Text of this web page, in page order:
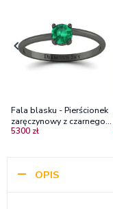
Fala blasku - Pierścionek
zaręczynowy z czarnego
złota ze szmaragdem
5300 zł
OPIS